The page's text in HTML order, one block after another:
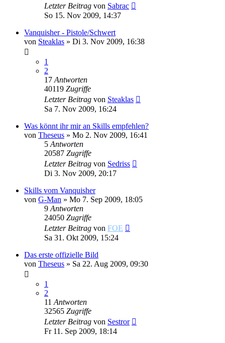
Letzter Beitrag von Sabrac
So 15. Nov 2009, 14:37
Vanquisher - Pistole/Schwert
von Steaklas » Di 3. Nov 2009, 16:38
1
2
17 Antworten
40119 Zugriffe
Letzter Beitrag von Steaklas
Sa 7. Nov 2009, 16:24
Was könnt ihr mir an Skills empfehlen?
von Theseus » Mo 2. Nov 2009, 16:41
5 Antworten
20587 Zugriffe
Letzter Beitrag von Sedriss
Di 3. Nov 2009, 20:17
Skills vom Vanquisher
von G-Man » Mo 7. Sep 2009, 18:05
9 Antworten
24050 Zugriffe
Letzter Beitrag von FOE
Sa 31. Okt 2009, 15:24
Das erste offizielle Bild
von Theseus » Sa 22. Aug 2009, 09:30
1
2
11 Antworten
32565 Zugriffe
Letzter Beitrag von Sestror
Fr 11. Sep 2009, 18:14